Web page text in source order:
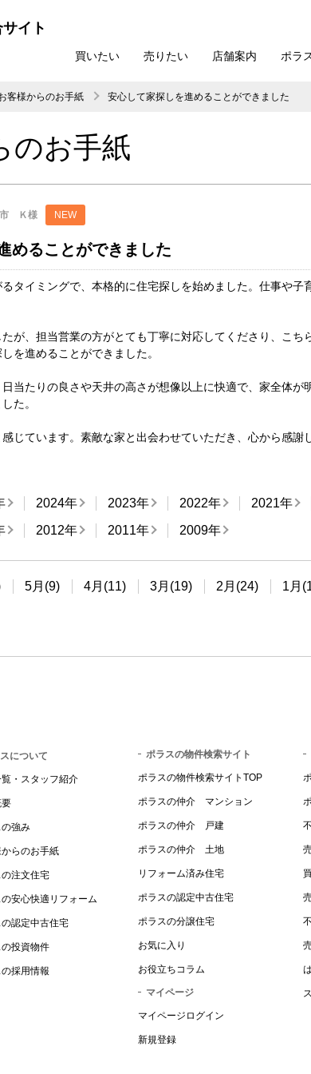
イト
買いたい 売りたい 店舗案内 ポラ
客様からのお手紙 安心して家探しを進めることができました
のお手紙
市 Ｋ様 NEW
めることができました
タイミングで、本格的に住宅探しを始めました。仕事や
が、担当営業の方がとても丁寧に対応してくださり、こ
を進めることができました。
当たりの良さや天井の高さが想像以上に快適で、家全体
た。
じています。素敵な家と出会わせていただき、心から感謝
2024年 2023年 2022年 2021年
2012年 2011年 2009年
5月(9) 4月(11) 3月(19) 2月(24) 1月
について
覧・スタッフ紹介
強み
らのお手紙
注文住宅
安心快適リフォーム
認定中古住宅
投資物件
採用情報
ポラスの物件検索サイト
ポラスの物件検索サイトTOP
ポラスの仲介 マンション
ポラスの仲介 戸建
ポラスの仲介 土地
リフォーム済み住宅
ポラスの認定中古住宅
ポラスの分譲住宅
お気に入り
お役立ちコラム
マイページ
マイページログイン
新規登録